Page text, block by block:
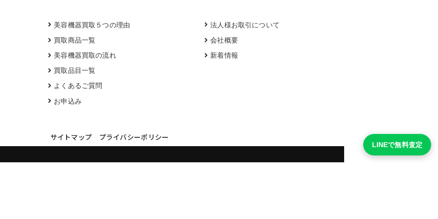
美容機器買取５つの理由
買取商品一覧
美容機器買取の流れ
買取品目一覧
よくあるご質問
お申込み
法人様お取引について
会社概要
新着情報
サイトマップ プライバシーポリシー
LINEで無料査定